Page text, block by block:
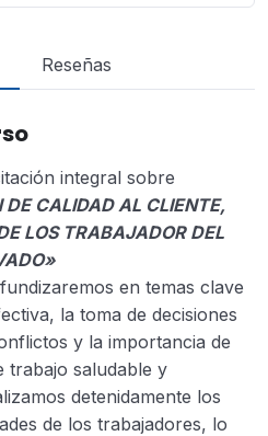
Reseñas
integral sobre
DE CALIDAD AL CLIENTE,
LOS TRABAJADOR DEL
en temas clave
la toma de decisiones
y la importancia de
trabajo saludable y
detenidamente los
de los trabajadores, lo